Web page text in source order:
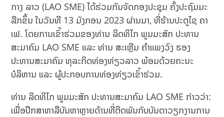
ກາງ ລາວ (LAO SME) ໄດ້ຮ່ວມກັນຈັດກອງປະຊຸມ ຄັ້ງປະຖົມມະ
ລືກຂຶ້ນ ໃນວັນທີ 13 ມັງກອນ 2023 ຜ່ານມາ, ທີ່ຮ້ານປະຕູໄຊ ຄາ
ເຟ. ໂດຍການເຂົ້າຮ່ວມຂອງທ່ານ ລິດທິໄກ ພູມມະສັກ ປະທານ
ສະມາຄົມ LAO SME ແລະ ທ່ານ ສະເຫຼີມ ຄໍາແພງວົງ ຮອງ
ປະທານສະມາຄົມ ທຸລະກິດທ່ອງທ່ຽວລາວ ພ້ອມດ້ວຍຄະນະ
ບໍລິຫານ ແລະ ຜູ້ປະກອບການທ່ອງທ່ຽວເຂົ້າຮ່ວມ.
ທ່ານ ລິດທິໄກ ພູມມະສັກ ປະທານສະມາຄົມ LAO SME ກ່າວວ່າ:
ເພື່ອປຶກສາຫາລືບັນຫາຫຼາຍດ້ານທີ່ຕິດພັນກັບບັນດາວຽກງານການ